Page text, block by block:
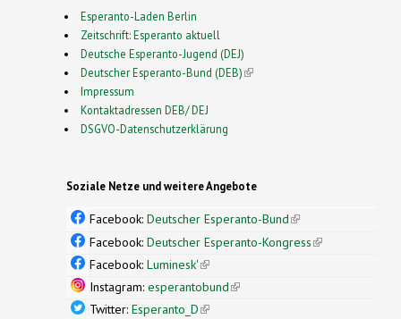
Esperanto-Laden Berlin
Zeitschrift: Esperanto aktuell
Deutsche Esperanto-Jugend (DEJ)
Deutscher Esperanto-Bund (DEB)(link is external)
Impressum
Kontaktadressen DEB/ DEJ
DSGVO-Datenschutzerklärung
Soziale Netze und weitere Angebote
Facebook: Deutscher Esperanto-Bund(link is
external)
Facebook: Deutscher Esperanto-Kongress(link is
Facebook: Luminesk'(link is external)
Instagram: esperantobund(link is external)
Twitter: Esperanto_D(link is external)